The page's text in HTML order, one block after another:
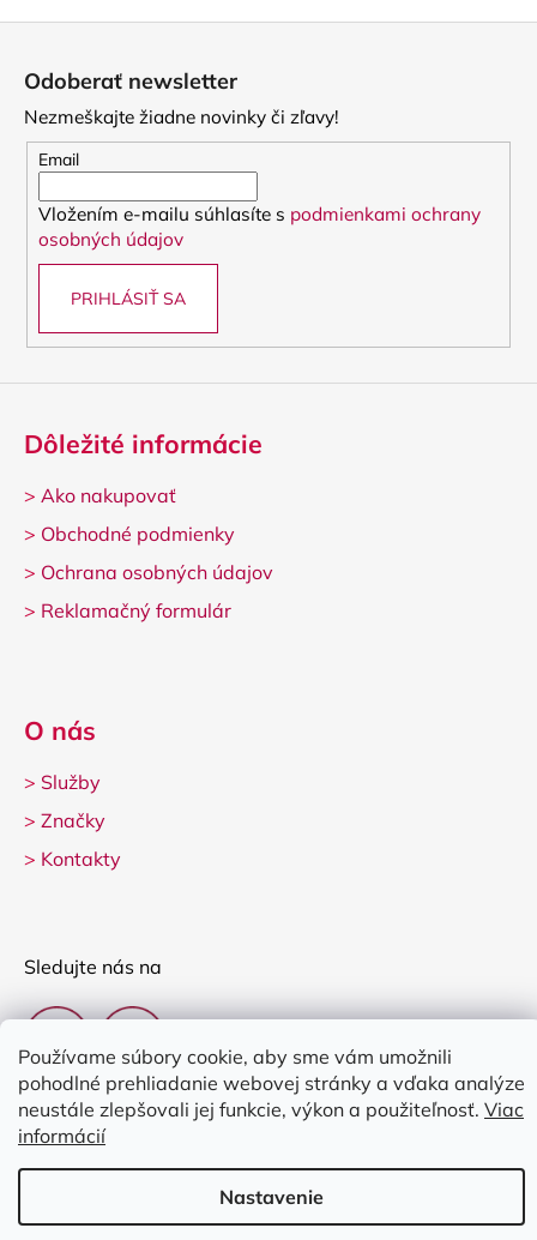
Používame súbory cookie, aby sme vám umožnili
pohodlné prehliadanie webovej stránky a vďaka analýze
neustále zlepšovali jej funkcie, výkon a použiteľnosť. Viac
informácií
Nastavenie
Odoberať newsletter
Nezmeškajte žiadne novinky či zľavy!
Email
Vložením e-mailu súhlasíte s podmienkami ochrany
osobných údajov
PRIHLÁSIŤ SA
Dôležité informácie
> Ako nakupovať
> Obchodné podmienky
> Ochrana osobných údajov
> Reklamačný formulár
O nás
> Služby
> Značky
> Kontakty
Sledujte nás na